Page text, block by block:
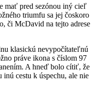
mať pred sezónou iný cieľ
triumfu sa jej čoskoro
či McDavid na tejto adrese
klasickú nevypočítateľnú
práve ikona s číslom 97
A hneď bolo cítiť, že
cestu k úspechu, ale nie